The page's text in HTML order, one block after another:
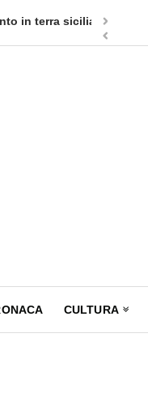
Tag
CULTURA